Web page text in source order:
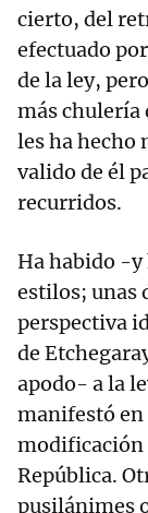
cierto, del
efectuado
de la ley,
más chulería
les ha hecho
valido de él
recurridos.
Ha habido -y
estilos; unas
perspectiva
de
apodo- a la
manifestó
modificación
República.
pusilánimes